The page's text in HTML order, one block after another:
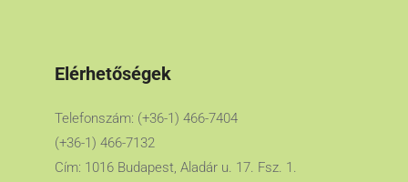
Elérhetőségek
Telefonszám: (+36-1) 466-7404
(+36-1) 466-7132
Cím: 1016 Budapest, Aladár u. 17. Fsz. 1.